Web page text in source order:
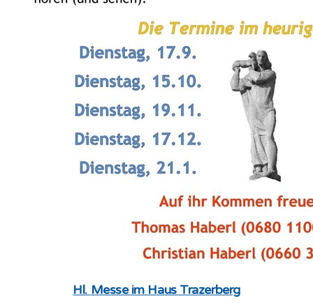
Hl. Messe im Haus Trazerberg